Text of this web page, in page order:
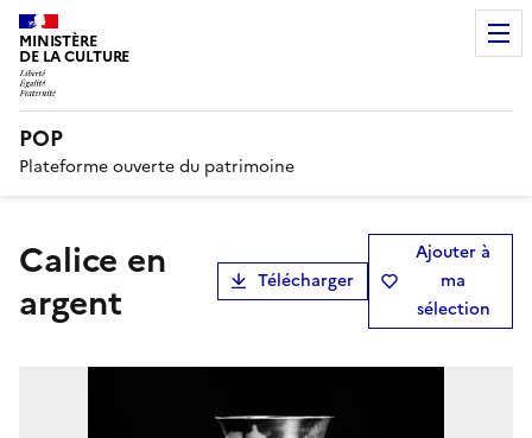
MINISTÈRE
DE LA CULTURE
POP
Plateforme ouverte du patrimoine
Calice en
argent
Télécharger
Ajouter à
ma
sélection